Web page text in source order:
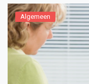
Algemeen